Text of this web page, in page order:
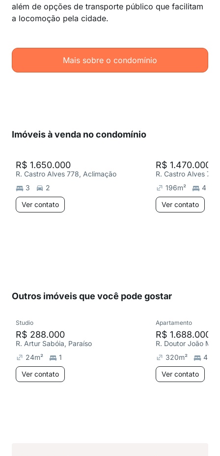
além de opções de transporte público que facilitam
a locomoção pela cidade.
Mais sobre o condomínio
Imóveis à venda no condomínio
R$ 1.650.000
R. Castro Alves 778, Aclimação
3
2
Ver contato
R$ 1.470.000
R. Castro Alves
196m²
4
Ver contato
Outros imóveis que você pode gostar
Studio
R$ 288.000
R. Artur Sabóia, Paraíso
24m²
1
Ver contato
Apartamento
R$ 1.688.000
R. Doutor João
320m²
4
Ver contato